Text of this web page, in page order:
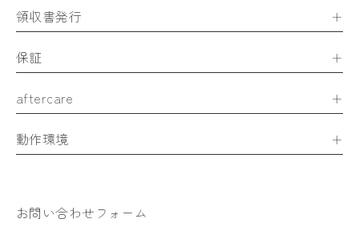
領収書発行
保証
aftercare
動作環境
お問い合わせフォーム